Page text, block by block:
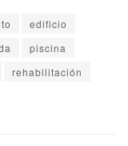
edificio
piscina
rehabilitación